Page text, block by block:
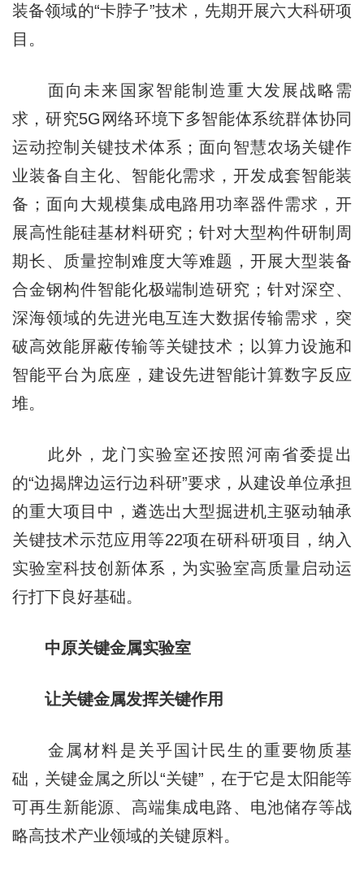
装备领域的“卡脖子”技术，先期开展六大科研项
目。
面向未来国家智能制造重大发展战略需
求，研究5G网络环境下多智能体系统群体协同
运动控制关键技术体系；面向智慧农场关键作
业装备自主化、智能化需求，开发成套智能装
备；面向大规模集成电路用功率器件需求，开
展高性能硅基材料研究；针对大型构件研制周
期长、质量控制难度大等难题，开展大型装备
合金钢构件智能化极端制造研究；针对深空、
深海领域的先进光电互连大数据传输需求，突
破高效能屏蔽传输等关键技术；以算力设施和
智能平台为底座，建设先进智能计算数字反应
堆。
此外，龙门实验室还按照河南省委提出
的“边揭牌边运行边科研”要求，从建设单位承担
的重大项目中，遴选出大型掘进机主驱动轴承
关键技术示范应用等22项在研科研项目，纳入
实验室科技创新体系，为实验室高质量启动运
行打下良好基础。
中原关键金属实验室
让关键金属发挥关键作用
金属材料是关乎国计民生的重要物质基
础，关键金属之所以“关键”，在于它是太阳能等
可再生新能源、高端集成电路、电池储存等战
略高技术产业领域的关键原料。